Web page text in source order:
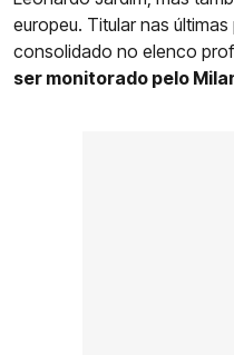
europeu. Titular nas
consolidado no elenco
ser monitorado pelo